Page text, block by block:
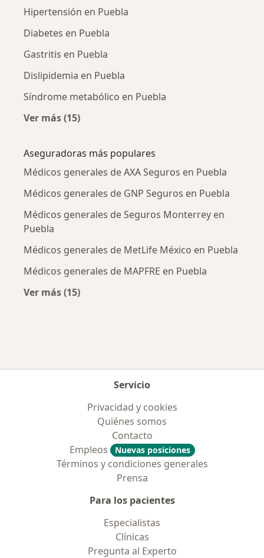
Hipertensión en Puebla
Diabetes en Puebla
Gastritis en Puebla
Dislipidemia en Puebla
Síndrome metabólico en Puebla
Ver más (15)
Aseguradoras más populares
Médicos generales de AXA Seguros en Puebla
Médicos generales de GNP Seguros en Puebla
Médicos generales de Seguros Monterrey en
Puebla
Médicos generales de MetLife México en Puebla
Médicos generales de MAPFRE en Puebla
Ver más (15)
Servicio
Privacidad y cookies
Quiénes somos
Contacto
Empleos
Nuevas posiciones
Términos y condiciones generales
Prensa
Para los pacientes
Especialistas
Clínicas
Pregunta al Experto